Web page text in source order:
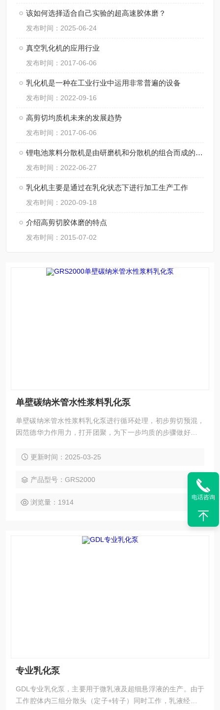
该如何选择适合自己实验的超高速胶体磨？
发布时间：2025-06-24
真空乳化机的应用行业
发布时间：2017-06-06
乳化机是一种在工业行业中运用非常普遍的设备
发布时间：2022-09-16
高剪切均质机未来的发展趋势
发布时间：2017-06-06
锂电池浆料分散机是由研磨机和分散机的组合而成的一体化设备
发布时间：2022-06-27
乳化机主要是通过在乳化状态下进行加工生产工作
发布时间：2020-09-18
介绍高剪切胶体磨的特点
发布时间：2015-07-02
单壁碳纳米管水性浆料乳化泵
单壁碳纳米管水性浆料乳化泵进行循环处理，初步剪切预混，
因范德华力作用力，打开团聚，为下一步均质的步骤做好充足
更新时间：2025-03-25
产品型号：GRS2000
浏览量：1914
专业乳化泵
GDL专业乳化泵，主要用于微乳液及超细悬浮液的生产。由于
工作腔体内三组分散头（定子+转子）同时工作，乳液经过高
电话咨询